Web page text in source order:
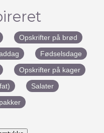
Opskrifter på brød
Fødselsdage
Opskrifter på kager
Salater